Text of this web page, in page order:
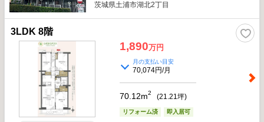
茨城県土浦市湖北2丁目
3LDK 8階
1,890万円
月の支払い目安
70,074円/月
70.12m2 (21.21坪)
リフォーム済 即入居可